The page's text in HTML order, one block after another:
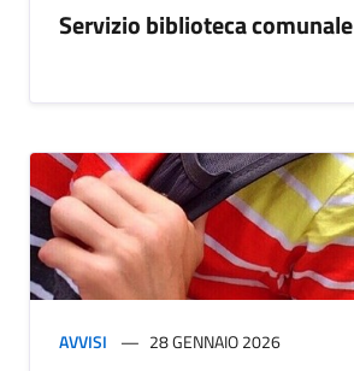
Servizio biblioteca comunale
AVVISI 28 GENNAIO 2026